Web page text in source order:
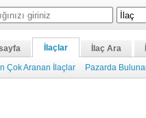
İlaçlar İlaç Ara
Çok Aranan İlaçlar Pazarda